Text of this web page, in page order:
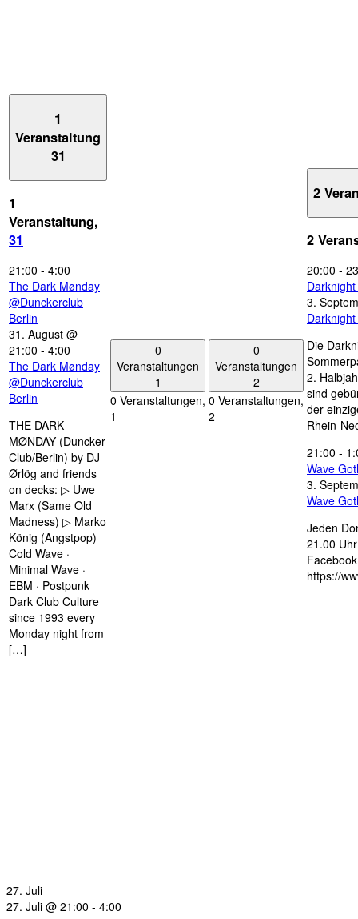
1
Veranstaltung
31
1
Veranstaltung,
31
21:00 - 4:00
The Dark Mønday
@Dunckerclub
Berlin
31. August @
21:00 - 4:00
The Dark Mønday
@Dunckerclub
Berlin
THE DARK
MØNDAY (Duncker
Club/Berlin) by DJ
Ørlög and friends
on decks: ▷ Uwe
Marx (Same Old
Madness) ▷ Marko
König (Angstpop)
Cold Wave ·
Minimal Wave ·
EBM · Postpunk
Dark Club Culture
since 1993 every
Monday night from
[…]
0
Veranstaltungen
1
0 Veranstaltungen,
1
0
Veranstaltungen
2
0 Veranstaltungen,
2
2
2
20:00 -
3.
Die
2.
sind
der
Rhein-
21:00 -
Wave
3.
Wave
Jeden
21.00
https://
27. Juli
27. Juli @ 21:00 - 4:00